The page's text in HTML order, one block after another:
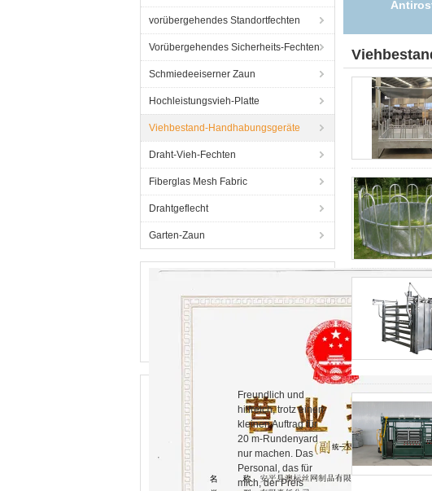
vorübergehendes Standortfechten
Vorübergehendes Sicherheits-Fechten
Schmiedeeiserner Zaun
Hochleistungsvieh-Platte
Viehbestand-Handhabungsgeräte
Draht-Vieh-Fechten
Fiberglas Mesh Fabric
Drahtgeflecht
Garten-Zaun
Freundlich und
hilfreich, trotz einen
kleinen Auftrag für
20 m-Rundenyard
nur machen. Das
Personal, das für
mich, der Preis